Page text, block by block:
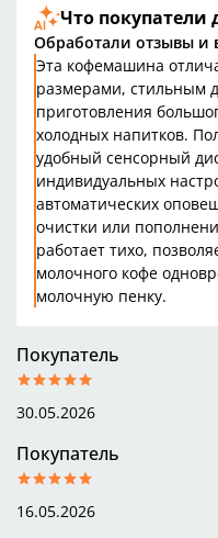
Что покупатели
Обработали отзывы и
Эта кофемашина
размерами, стильным
приготовления
холодных напитков.
удобный сенсорный
индивидуальных
автоматических
очистки или
работает тихо,
молочного кофе
молочную пенку.
Покупатель
30.05.2026
Покупатель
16.05.2026